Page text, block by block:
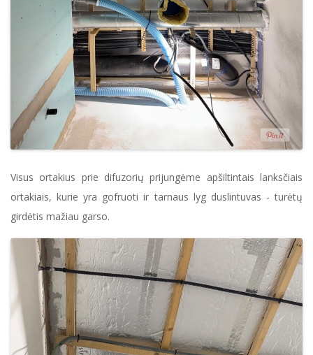
Visus ortakius prie difuzorių prijungėme apšiltintais lanksčiais
ortakiais, kurie yra gofruoti ir tarnaus lyg duslintuvas - turėtų
girdėtis mažiau garso.